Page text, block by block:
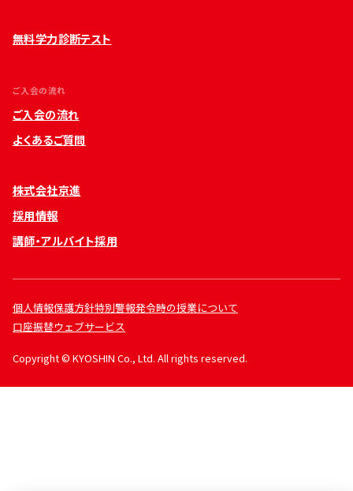
無料学力診断テスト
ご入会の流れ
ご入会の流れ
よくあるご質問
株式会社京進
採用情報
講師・アルバイト採用
個人情報保護方針特別警報発令時の授業について
口座振替ウェブサービス
Copyright © KYOSHIN Co., Ltd. All rights reserved.